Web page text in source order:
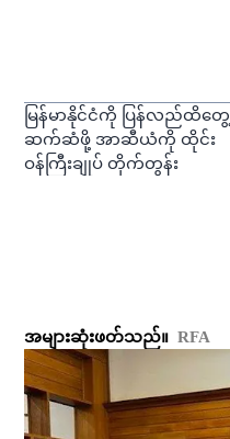
မြန်မာနိုင်ငံကို ပြန်လည်ထိတွေ့
ဆက်ဆံဖို့ အာဆီယံကို ထိုင်း
ဝန်ကြီးချုပ် တိုက်တွန်း
အများဆုံးဖတ်သည်။ RFA